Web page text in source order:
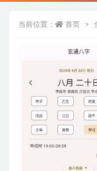
当前位置： 首页